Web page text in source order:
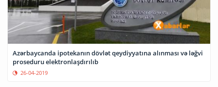
Azərbaycanda ipotekanın dövlət qeydiyyatına alınması və ləğvi
proseduru elektronlaşdırılıb
26-04-2019